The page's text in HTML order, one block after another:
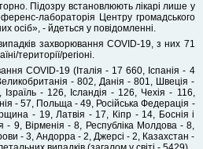
Підозру встановлюють лікарі лише у
лабораторія Центру громадського
осіб», - йдеться у повідомленні.
захворювання COVID-19, з них 71
території/регіоні.
COVID-19 (Італія - 17 660, Іспанія - 4
- 802, Данія - 801, Швеція -
- 126, Ісландія - 126, Чехія - 116,
- 57, Польща - 49, Російська Федерація -
- 19, Латвія - 17, Кіпр - 14, Боснія і
9, Вірменія - 8, Республіка Молдова - 8,
- 3, Андорра - 2, Джерсі - 2, Казахстан -